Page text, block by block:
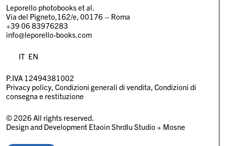
Leporello photobooks et al.
Via del Pigneto,162/e, 00176 – Roma
+39 06 83976283
info@leporello-books.com
IT EN
P.IVA 12494381002
Privacy policy Condizioni generali di vendita Condizioni di
consegna e restituzione
© 2026 All rights reserved.
Design and Development Etaoin Shrdlu Studio+ Mosne